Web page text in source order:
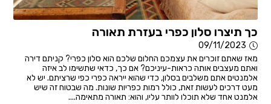
כך תיצרו סלון כפרי בעזרת תאורה
09/11/2023
מאז שאתם זוכרים את עצמכם החלום שלכם הוא סלון כפרי? קניתם דירה
ואתם מעצבים אותה כראות-עיניכם? אם כך, כדאי שתשימו לב איזה
אלמנטים אתם משלבים בסלון, כדי שהוא ייראה כפרי כפי שרציתם. יש לא
מעט דרכים לעשות זאת, כולל רמות כפריות שונות. מה שבטוח זה שיש
אלמנט אחד שלא תוכלו לוותר עליו, והוא: תאורה מתאימה....